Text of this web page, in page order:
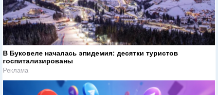
В Буковеле началась эпидемия: десятки туристов
госпитализированы
Реклама